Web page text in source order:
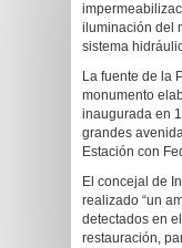
iluminación del
sistema
La fuente de la
monumento
inaugurada en
grandes
Estación con
El concejal de
realizado “un
detectados en
restauración,